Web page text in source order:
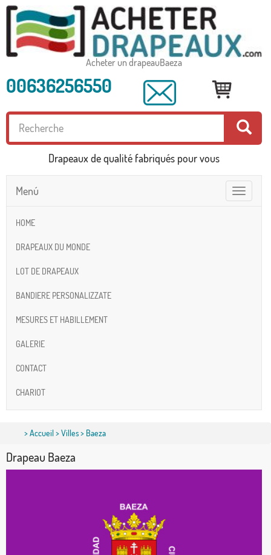
Acheter un drapeauBaeza
00636256550
Drapeaux de qualité fabriqués pour vous
Toggle
navigation
Menú
HOME
DRAPEAUX DU MONDE
LOT DE DRAPEAUX
BANDIERE PERSONALIZZATE
MESURES ET HABILLEMENT
GALERIE
CONTACT
CHARIOT
>Accueil>Villes> Baeza
Drapeau Baeza